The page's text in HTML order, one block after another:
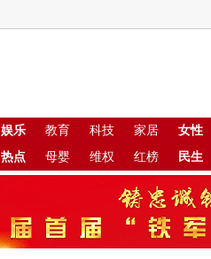
娱乐 教育 科技 家居
女性
热点 母婴 维权 红榜 民生